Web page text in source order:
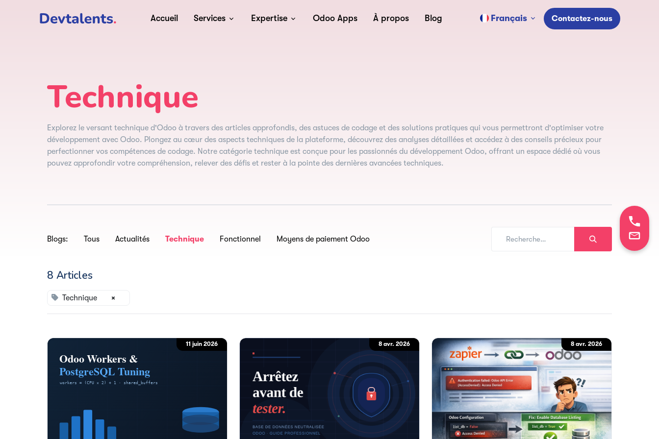
Accueil Services Expertise Odoo Apps À propos Blog Français Contactez-nous
Technique
Explorez le versant technique d'Odoo à travers des articles approfondis, des astuces de codage et des solutions pratiques qui vous permettront d'optimiser votre
développement avec Odoo. Plongez au cœur des aspects techniques de la plateforme, découvrez des analyses détaillées et accédez à des conseils précieux pour
perfectionner vos compétences de codage. Notre catégorie technique est conçue pour les passionnés du développement Odoo, offrant un espace dédié où vous
pouvez approfondir votre compréhension, relever des défis et rester à la pointe des dernières avancées techniques.
Blogs: Tous Actualités Technique Fonctionnel Moyens de paiement Odoo
8 Articles
Technique ×
11 juin 2026 8 avr. 2026 8 avr. 2026